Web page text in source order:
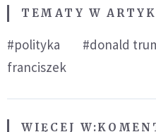
TEMATY W
#polityka #donald
franciszek
WIĘCEJ W: